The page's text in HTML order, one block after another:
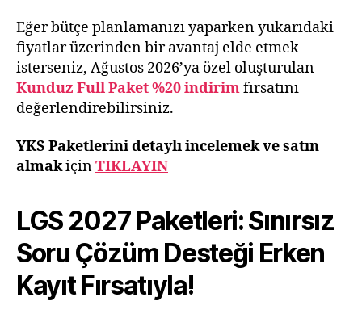
Eğer bütçe planlamanızı yaparken yukarıdaki
fiyatlar üzerinden bir avantaj elde etmek
isterseniz, Ağustos 2026’ya özel oluşturulan
Kunduz Full Paket %20 indirimfırsatını
değerlendirebilirsiniz.
YKS Paketlerini detaylı incelemek ve satın
almakiçinTIKLAYIN
LGS 2027 Paketleri: Sınırsız
Soru Çözüm Desteği Erken
Kayıt Fırsatıyla!